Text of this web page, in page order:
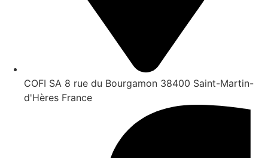
COFI SA 8 rue du Bourgamon 38400 Saint-Martin-
d'Hères France